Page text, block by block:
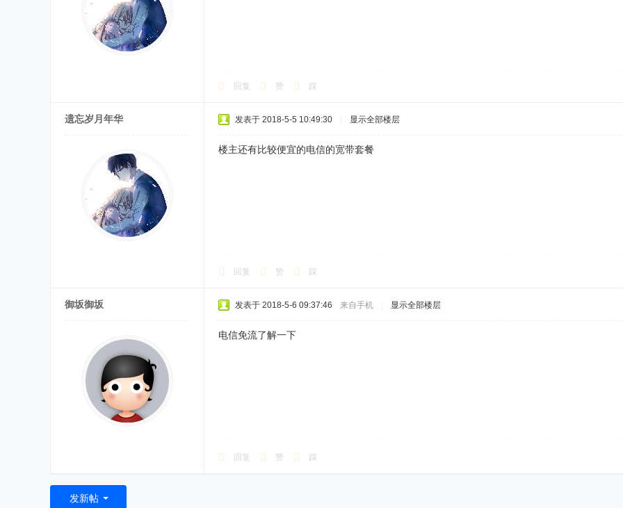
回复 赞 踩
遗忘岁月年华 发表于 2018-5-5 10:49:30 显示全部楼层
楼主还有比较便宜的电信的宽带套餐
回复 赞 踩
御坂御坂 发表于 2018-5-6 09:37:46 来自手机 显示全部楼层
电信免流了解一下
回复 赞 踩
发新帖